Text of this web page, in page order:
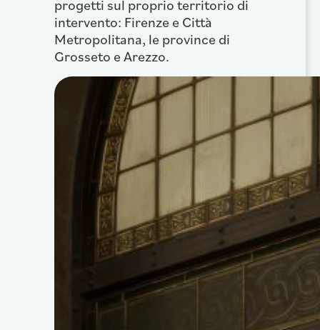
progetti sul proprio territorio di
intervento: Firenze e Città
Metropolitana, le province di
Grosseto e Arezzo.